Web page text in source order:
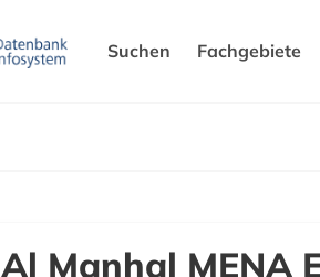
Suchen Fachgebiete
Al Manhal MENA